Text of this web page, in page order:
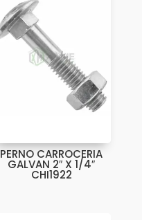
PERNO CARROCERIA
GALVAN 2″ X 1/4″
CHI1922